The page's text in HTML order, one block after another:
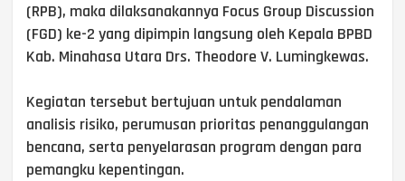
(RPB), maka dilaksanakannya Focus Group Discussion
(FGD) ke-2 yang dipimpin langsung oleh Kepala BPBD
Kab. Minahasa Utara Drs. Theodore V. Lumingkewas.
Kegiatan tersebut bertujuan untuk pendalaman
analisis risiko, perumusan prioritas penanggulangan
bencana, serta penyelarasan program dengan para
pemangku kepentingan.